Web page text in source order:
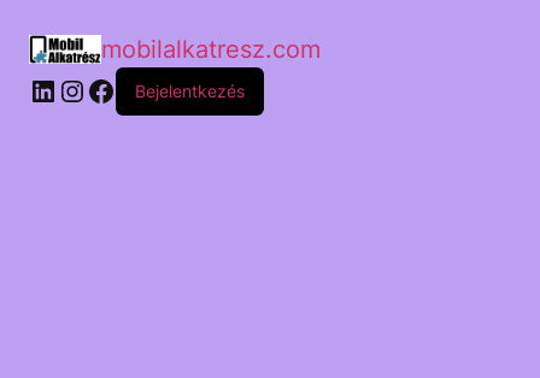
mobilalkatresz.com
Bejelentkezés